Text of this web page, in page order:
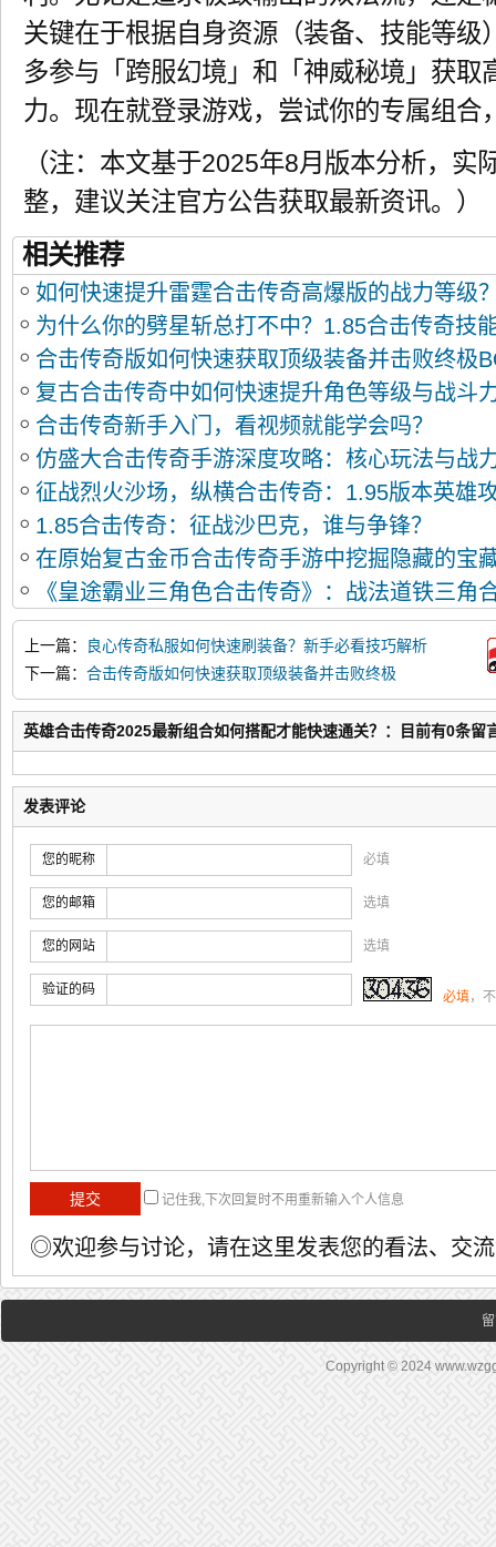
关键在于根据自身资源（装备、技能等级
多参与「跨服幻境」和「神威秘境」获取
力。现在就登录游戏，尝试你的专属组合
（注：本文基于2025年8月版本分析，实
整，建议关注官方公告获取最新资讯。）
相关推荐
如何快速提升雷霆合击传奇高爆版的战力等级
为什么你的劈星斩总打不中？1.85合击传奇技
合击传奇版如何快速获取顶级装备并击败终极
复古合击传奇中如何快速提升角色等级与战斗
合击传奇新手入门，看视频就能学会吗？
仿盛大合击传奇手游深度攻略：核心玩法与战
征战烈火沙场，纵横合击传奇：1.95版本英雄
1.85合击传奇：征战沙巴克，谁与争锋？
在原始复古金币合击传奇手游中挖掘隐藏的宝
《皇途霸业三角色合击传奇》：战法道铁三角
最强搭配攻略
上一篇：
良心传奇私服如何快速刷装备？新手必看技巧解析
下一篇： 合击传奇版如何快速获取顶级装备并击败终极
BOSS？
英雄合击传奇2025最新组合如何搭配才能快速通关？：目前有0条留
发表评论
您的昵称 必填
您的邮箱 选填
您的网站 选填
验证的码 必填，
记住我,下次回复时不用重新输入个人信息
◎欢迎参与讨论，请在这里发表您的看法、交
Copyright © 2024